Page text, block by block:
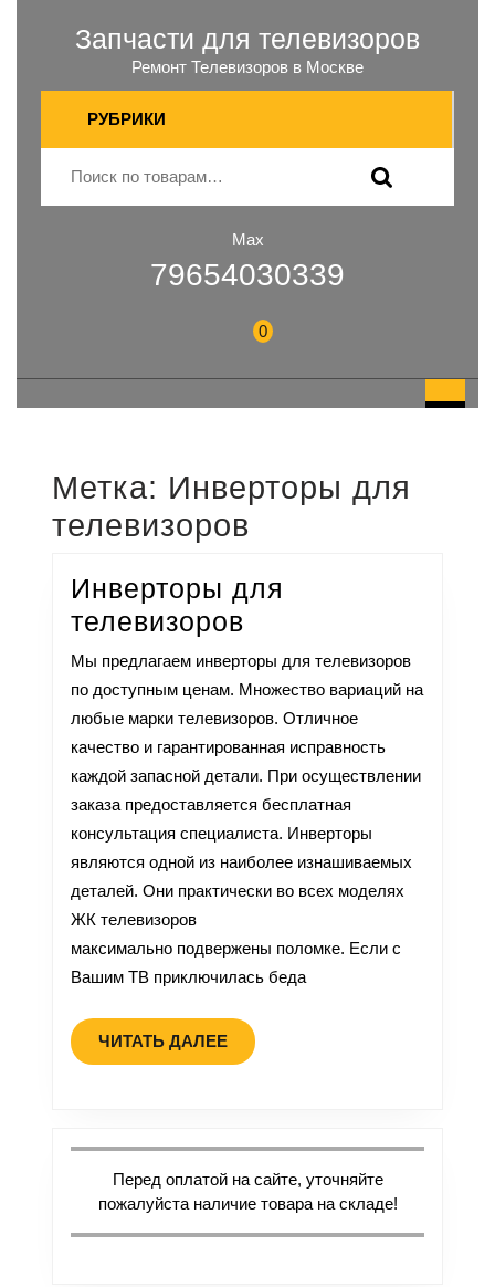
Запчасти для телевизоров
Ремонт Телевизоров в Москве
РУБРИКИ
Max
79654030339
0
Метка: Инверторы для
телевизоров
Инверторы для
телевизоров
Мы предлагаем инверторы для телевизоров
по доступным ценам. Множество вариаций на
любые марки телевизоров. Отличное
качество и гарантированная исправность
каждой запасной детали. При осуществлении
заказа предоставляется бесплатная
консультация специалиста. Инверторы
являются одной из наиболее изнашиваемых
деталей. Они практически во всех моделях
ЖК телевизоров
максимально подвержены поломке. Если с
Вашим ТВ приключилась беда
ЧИТАТЬ ДАЛЕЕ
Перед оплатой на сайте, уточняйте
пожалуйста наличие товара на складе!